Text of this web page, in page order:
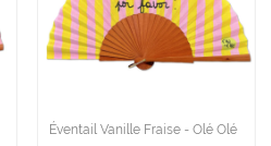
Éventail Vanille Fraise - Olé Olé